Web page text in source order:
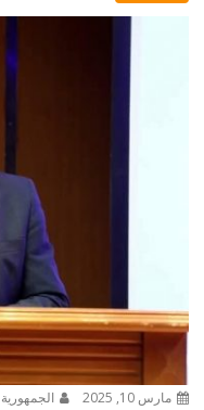
مارس 10, 2025 الجمهورية